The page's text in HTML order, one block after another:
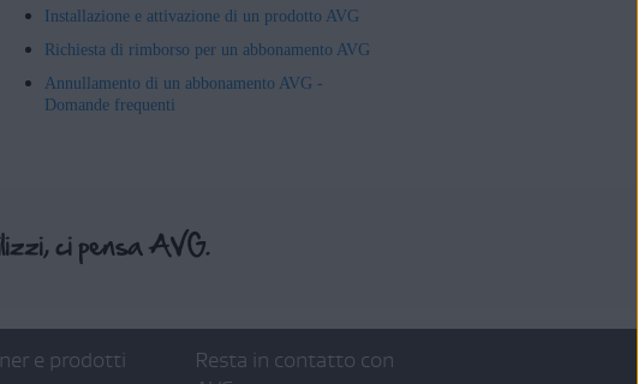
Installazione e attivazione di un prodotto AVG
Richiesta di rimborso per un abbonamento AVG
Annullamento di un abbonamento AVG -
Domande frequenti
e prodotti
Resta in contatto con